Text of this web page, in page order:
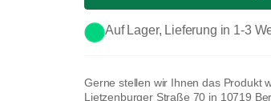
Gerne stellen wir Ihnen das Produkt
Lietzenburger Straße 70 in 10719
Auf Lager, Lieferung in 1-3